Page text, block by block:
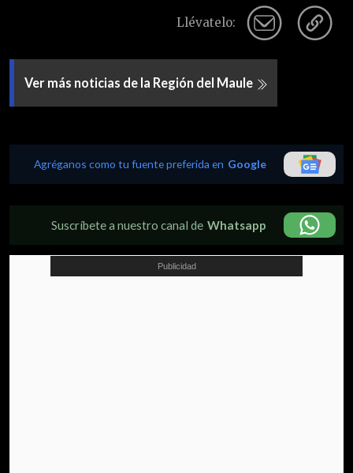
Llévatelo:
Ver más noticias de la Región del Maule
Agréganos como tu fuente preferida en Google
Suscríbete a nuestro canal de Whatsapp